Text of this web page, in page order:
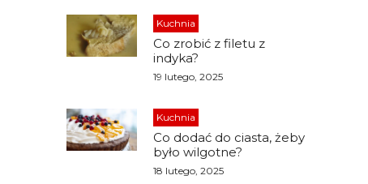
Kuchnia
Co zrobić z filetu z
indyka?
19 lutego, 2025
Kuchnia
Co dodać do ciasta, żeby
było wilgotne?
18 lutego, 2025